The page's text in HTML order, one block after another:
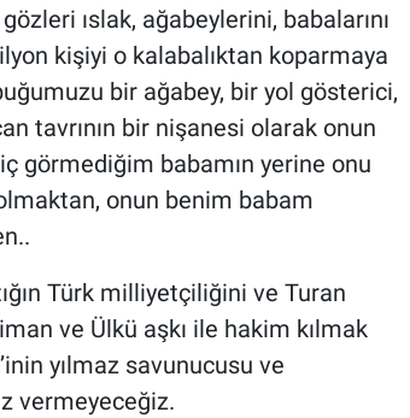
ıslak, ağabeylerini, babalarını
kişiyi o kalabalıktan koparmaya
bir ağabey, bir yol gösterici,
tavrının bir nişanesi olarak onun
görmediğim babamın yerine onu
onun benim babam
Türk milliyetçiliğini ve Turan
ve Ülkü aşkı ile hakim kılmak
yılmaz savunucusu ve
vermeyeceğiz.